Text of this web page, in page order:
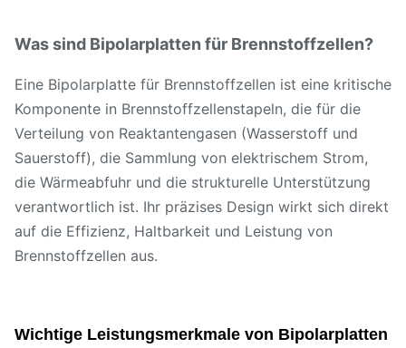
Was sind Bipolarplatten für Brennstoffzellen?
Eine Bipolarplatte für Brennstoffzellen ist eine kritische
Komponente in Brennstoffzellenstapeln, die für die
Verteilung von Reaktantengasen (Wasserstoff und
Sauerstoff), die Sammlung von elektrischem Strom,
die Wärmeabfuhr und die strukturelle Unterstützung
verantwortlich ist. Ihr präzises Design wirkt sich direkt
auf die Effizienz, Haltbarkeit und Leistung von
Brennstoffzellen aus.
Wichtige Leistungsmerkmale von Bipolarplatten